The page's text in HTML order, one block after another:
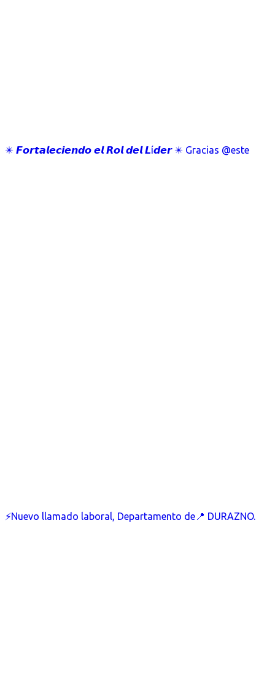
✴️ 𝙁𝙤𝙧𝙩𝙖𝙡𝙚𝙘𝙞𝙚𝙣𝙙𝙤 𝙚𝙡 𝙍𝙤𝙡 𝙙𝙚𝙡 𝙇í𝙙𝙚𝙧 ✴️ Gracias @este
⚡Nuevo llamado laboral, Departamento de📍 DURAZNO.